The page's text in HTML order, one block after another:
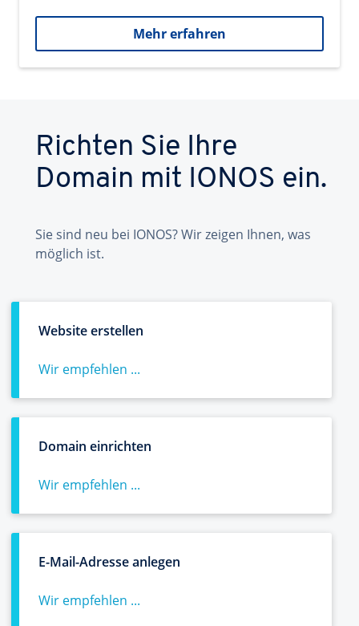
Mehr erfahren
Richten Sie Ihre
Domain mit IONOS ein.
Sie sind neu bei IONOS? Wir zeigen Ihnen, was
möglich ist.
Website erstellen
Wir empfehlen ...
Domain einrichten
Wir empfehlen ...
E-Mail-Adresse anlegen
Wir empfehlen ...